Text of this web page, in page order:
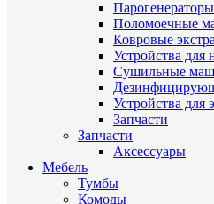
Парогенераторы
Поломоечные
Ковровые
Устройства для
Сушильные
Устройства для
Запчасти
Запчасти
Аксессуары
Мебель
Тумбы
Комоды